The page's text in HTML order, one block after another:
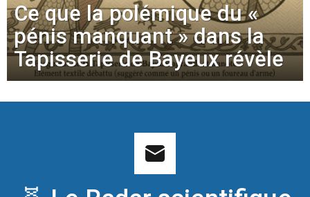
Ce que la polémique du «
pénis manquant » dans la
Tapisserie de Bayeux révèle